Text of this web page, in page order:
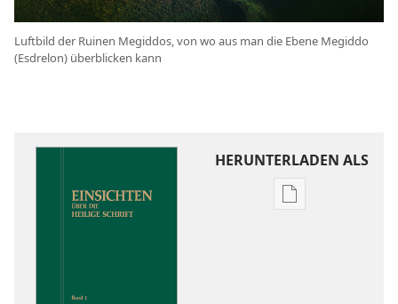
Luftbild der Ruinen Megiddos, von wo aus man die Ebene Megiddo
(Esdrelon) überblicken kann
HERUNTERLADEN ALS